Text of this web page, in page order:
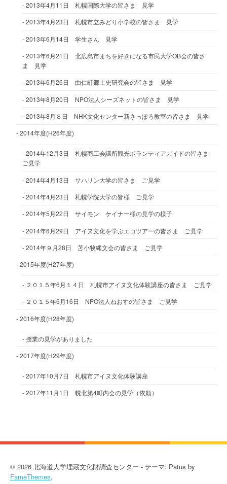
2013年4月11日 札幌国際大学の皆さま 見学
2013年4月23日 札幌市立みどり小学校の皆さま 見学
2013年6月14日 学生さん 見学
2013年6月21日 北広島市まちを好きになる市民大学OB会の皆さ
ま 見学
2013年6月26日 由仁町郷土史研究会の皆さま 見学
2013年8月20日 NPO法人シーズネットの皆さま 見学
2013年8月８日 NHK文化センター新さっぽろ教室の皆さま 見学
2014年度(H26年度)
2014年12月3日 札幌商工会議所観光ボランティアガイドの皆さま
ご見学
2014年4月13日 サハリン大学の皆さま ご見学
2014年4月23日 札幌学院大学の皆様 ご見学
2014年5月22日 サイモン ケイナー様の見学の様子
2014年6月29日 アイヌ文化を学ぶエコツアーの皆さま ご見学
2014年９月28日 苫小牧縄文会の皆さま ご見学
2015年度(H27年度)
２０１５年6月１４日 札幌市アイヌ文化体験講座の皆さま ご見学
２０１５年6月16日 NPO法人ねおすの皆さま ご見学
2016年度(H28年度)
授業の見学がありました
2017年度(H29年度)
2017年10月7日 札幌市アイヌ文化体験講座
2017年11月1日 幌北第4町内会の見学（依頼）
© 2026 北海道大学埋蔵文化財調査センター - テーマ: Patus by
FameThemes.